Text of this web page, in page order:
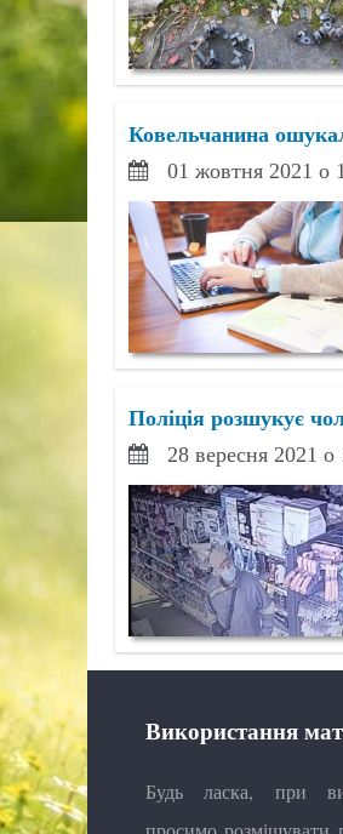
Ковельчанина
01 жовтня 2021 о
Поліція розшукує
28 вересня 2021 о
Використання
Будь ласка, при